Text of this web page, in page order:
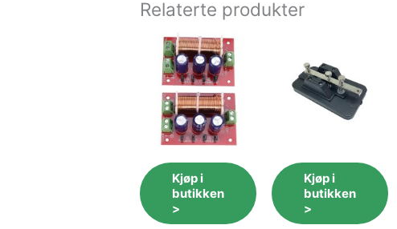
Relaterte produkter
Kjøp i
butikken
>
Kjøp i
butikken
>